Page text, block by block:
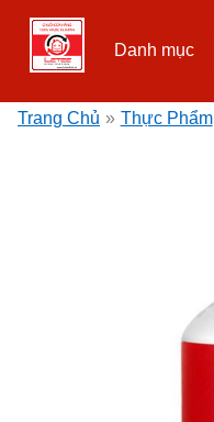
Danh mục
Trang Chủ » Thực Phẩm